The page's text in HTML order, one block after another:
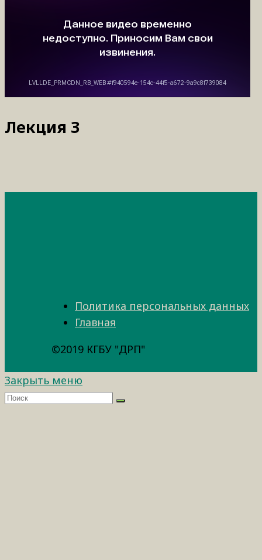
Лекция 3
Политика персональных данных
Главная
©2019 КГБУ "ДРП"
Закрыть меню